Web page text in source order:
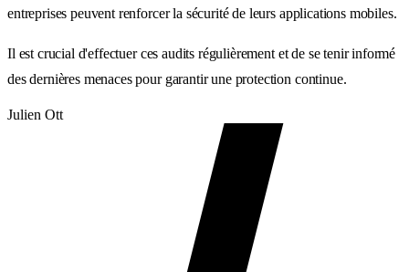
entreprises peuvent renforcer la sécurité de leurs applications mobiles.
Il est crucial d'effectuer ces audits régulièrement et de se tenir informé
des dernières menaces pour garantir une protection continue.
Julien Ott